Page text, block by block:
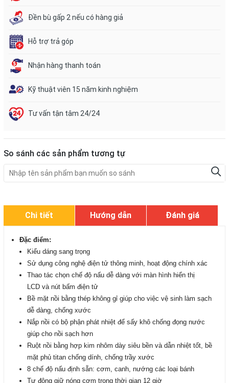
Đền bù gấp 2 nếu có hàng giả
Hỗ trợ trả góp
Nhận hàng thanh toán
Kỹ thuật viên 15 năm kinh nghiệm
Tư vấn tận tâm 24/24
So sánh các sản phẩm tương tự
Chi tiết Hướng dẫn Đánh giá
Đặc điểm:
Kiểu dáng sang trọng
Sử dụng công nghệ điện tử thông minh, hoạt động chính xác
Thao tác chọn chế độ nấu dễ dàng với màn hình hiển thị
LCD và nút bấm điện tử
Bề mặt nồi bằng thép không gỉ giúp cho việc vệ sinh làm sạch
dễ dàng, chống xước
Nắp nồi có bộ phận phát nhiệt để sấy khô chống đọng nước
giúp cho nồi sạch hơn
Ruột nồi bằng hợp kim nhôm dày siêu bền và dẫn nhiệt tốt, bề
mặt phủ titan chống dính, chống trầy xước
8 chế độ nấu định sẵn: cơm, canh, nướng các loại bánh
Tự động giữ nóng cơm trong thời gian 12 giờ